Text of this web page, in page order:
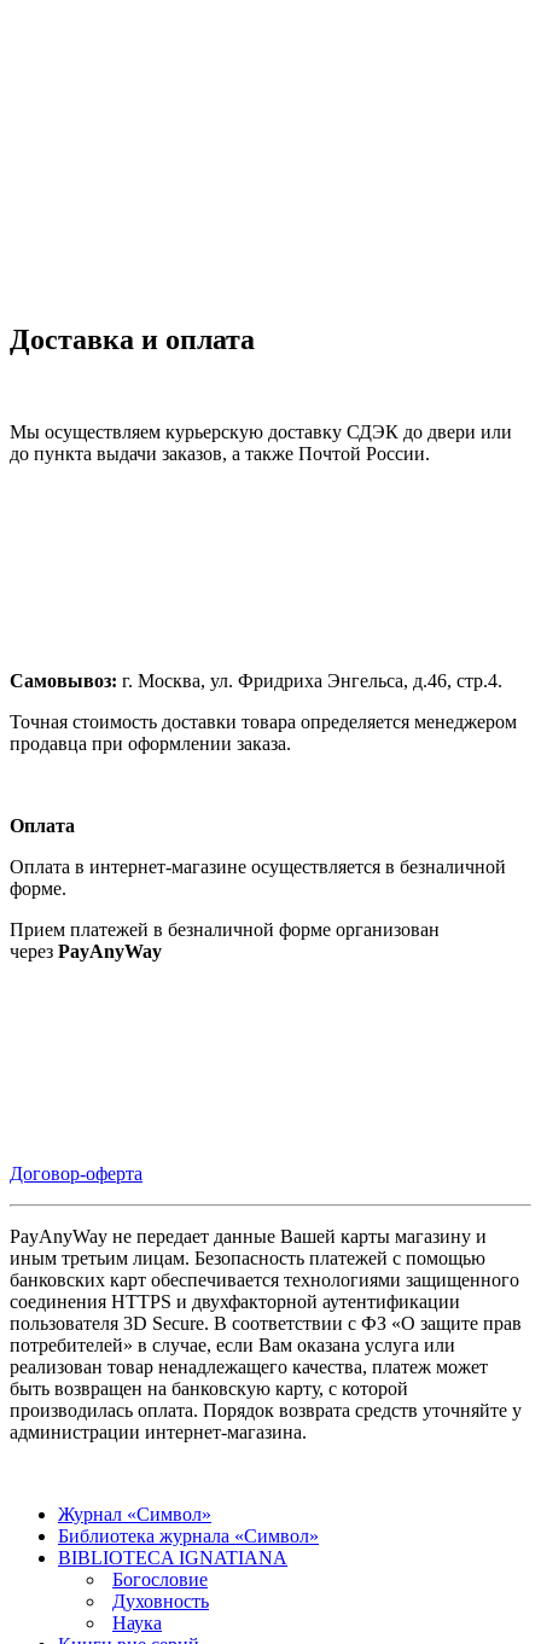
Доставка и оплата
Мы осуществляем курьерскую доставку СДЭК до двери или
до пункта выдачи заказов, а также Почтой России.
Самовывоз: г. Москва, ул. Фридриха Энгельса, д.46, стр.4.
Точная стоимость доставки товара определяется менеджером
продавца при оформлении заказа.
Оплата
Оплата в интернет-магазине осуществляется в безналичной
форме.
Прием платежей в безналичной форме организован
через PayAnyWay
Договор-оферта
PayAnyWay не передает данные Вашей карты магазину и
иным третьим лицам. Безопасность платежей с помощью
банковских карт обеспечивается технологиями защищенного
соединения HTTPS и двухфакторной аутентификации
пользователя 3D Secure. В соответствии с ФЗ «О защите прав
потребителей» в случае, если Вам оказана услуга или
реализован товар ненадлежащего качества, платеж может
быть возвращен на банковскую карту, с которой
производилась оплата. Порядок возврата средств уточняйте у
администрации интернет-магазина.
Журнал «Символ»
Библиотека журнала «Символ»
BIBLIOTECA IGNATIANA
Богословие
Духовность
Наука